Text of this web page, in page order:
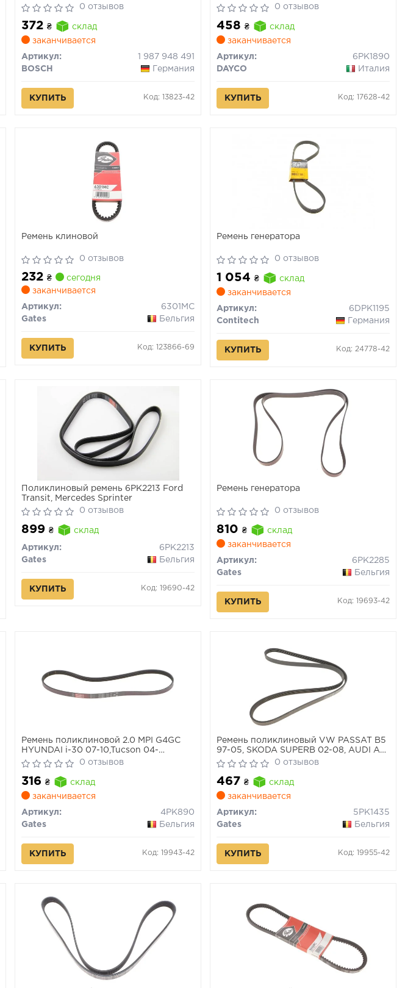
0 отзывов
372₴
склад
заканчивается
Артикул:
1 987 948 491
BOSCH
Германия
КУПИТЬ Код: 13823-42
0 отзывов
458₴
склад
заканчивается
Артикул:
6PK1890
DAYCO
Италия
КУПИТЬ Код: 17628-42
Ремень клиновой
0 отзывов
232₴
сегодня
заканчивается
Артикул:
6301MC
Gates
Бельгия
КУПИТЬ Код: 123866-69
Ремень генератора
0 отзывов
1 054₴
склад
заканчивается
Артикул:
6DPK1195
Contitech
Германия
КУПИТЬ Код: 24778-42
Поликлиновый ремень 6PK2213 Ford
Transit, Mercedes Sprinter
0 отзывов
899₴ склад
Артикул:
6PK2213
Gates
Бельгия
КУПИТЬ Код: 19690-42
Ремень генератора
0 отзывов
810₴
склад
заканчивается
Артикул:
6PK2285
Gates
Бельгия
КУПИТЬ Код: 19693-42
Ремень поликлиновой 2.0 MPI G4GC
HYUNDAI i-30 07-10,Tucson 04-
07,Elantra 00-030 отзывов
316₴
склад
заканчивается
Артикул:
4PK890
Gates
Бельгия
КУПИТЬ Код: 19943-42
Ремень поликлиновый VW PASSAT B5
97-05, SKODA SUPERB 02-08, AUDI A6
97-04
0 отзывов
467₴
склад
заканчивается
Артикул:
5PK1435
Gates
Бельгия
КУПИТЬ Код: 19955-42